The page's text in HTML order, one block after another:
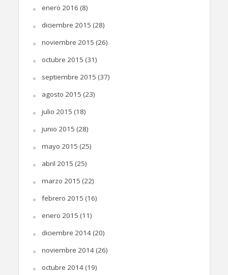
enero 2016 (8)
diciembre 2015 (28)
noviembre 2015 (26)
octubre 2015 (31)
septiembre 2015 (37)
agosto 2015 (23)
julio 2015 (18)
junio 2015 (28)
mayo 2015 (25)
abril 2015 (25)
marzo 2015 (22)
febrero 2015 (16)
enero 2015 (11)
diciembre 2014(20)
noviembre 2014(26)
octubre 2014(19)